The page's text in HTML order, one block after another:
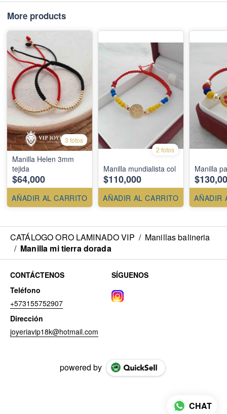
More products
3 fotos
Manilla Helen 3mm
tejida
$64,000
AÑADIR AL CARRITO
2 fotos
Manilla mundialista col
$110,000
AÑADIR AL CARRITO
Manilla
AÑADIR
CATÁLOGO ORO LAMINADO VIP / Manillas balineria
/ Manilla mi tierra dorada
CONTÁCTENOS
Teléfono
+573155752907
Dirección
joyeriavip18k@hotmail.com
SÍGUENOS
powered by
CHAT